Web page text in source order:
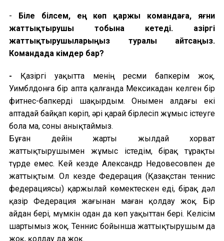
-
Біле білсем, ең көп қаржы командаға, яғни
жаттықтырушы тобына кетеді. Қазіргі
жаттықтырушыларыңыз туралы айтсаңыз.
Командада кімдер бар?
- Қазіргі уақытта менің ресми бапкерім жоқ.
Уимблдонға бір апта қалғанда Мексикадан келген бір
фитнес-бапкерді шақырдым. Онымен алдағы екі
аптадай байқап көріп, әрі қарай бірлесіп жұмыс істеуге
бола ма, соны анықтаймыз.
Бұған дейін жарты жылдай хорват
жаттықтырушымен жұмыс істедім, бірақ тұрақты
түрде емес. Кей кезде Александр Недовесовпен де
жаттықтым. Ол кезде Федерация (Қазақстан теннис
федерациясы) қаржылай көмектескен еді, бірақ дәл
қазір Федерация жағынан маған қолдау жоқ. Бір
айдан бері, мүмкін одан да көп уақыттан бері. Келісім
шартымыз жоқ.Теннис бойынша жаттықтырушым да
жоқ, қолдау да жоқ.